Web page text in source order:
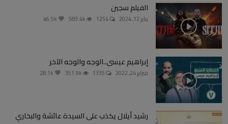
الفيلم سجين
يناير 12, 2024
إبراهيم عيسى..الوجه والوجه الآخر
فبراير 24, 2022
رشيد أيلال يكذب على السيدة عائشة والبخاري